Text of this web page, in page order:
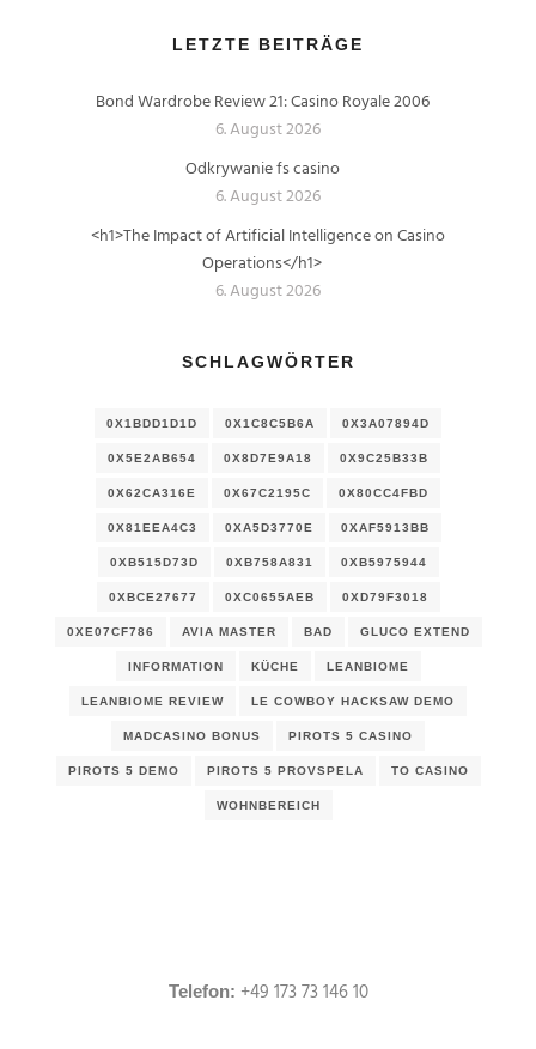
LETZTE BEITRÄGE
Bond Wardrobe Review 21: Casino Royale 2006
6. August 2026
Odkrywanie fs casino
6. August 2026
<h1>The Impact of Artificial Intelligence on Casino
Operations</h1>
6. August 2026
SCHLAGWÖRTER
0X1BDD1D1D 0X1C8C5B6A 0X3A07894D
0X5E2AB654 0X8D7E9A18 0X9C25B33B
0X62CA316E 0X67C2195C 0X80CC4FBD
0X81EEA4C3 0XA5D3770E 0XAF5913BB
0XB515D73D 0XB758A831 0XB5975944
0XBCE27677 0XC0655AEB 0XD79F3018
0XE07CF786 AVIA MASTER BAD GLUCO EXTEND
INFORMATION KÜCHE LEANBIOME
LEANBIOME REVIEW LE COWBOY HACKSAW DEMO
MADCASINO BONUS PIROTS 5 CASINO
PIROTS 5 DEMO PIROTS 5 PROVSPELA TO CASINO
WOHNBEREICH
Telefon: +49 173 73 146 10